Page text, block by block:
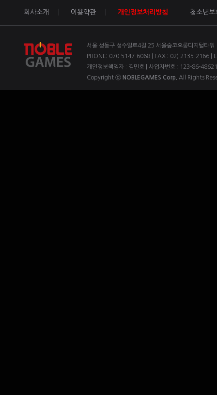
회사소개 이용약관 개인정보처리방침 청소년보
서울 성동구 성수일로4길 25 서울숲코오롱디지털타
PHONE: 070-5147-6068 | FAX : 02) 2135-2166 |
개인정보책임자 : 김민호 | 사업자번호 : 123-86-
Copyright ⓒ NOBLEGAMES Corp. All Rights